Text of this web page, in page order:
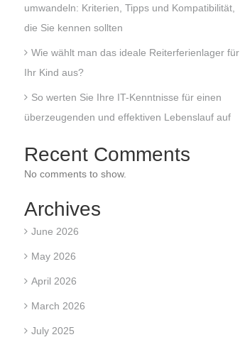
umwandeln: Kriterien, Tipps und Kompatibilität,
die Sie kennen sollten
Wie wählt man das ideale Reiterferienlager für
Ihr Kind aus?
So werten Sie Ihre IT-Kenntnisse für einen
überzeugenden und effektiven Lebenslauf auf
Recent Comments
No comments to show.
Archives
June 2026
May 2026
April 2026
March 2026
July 2025